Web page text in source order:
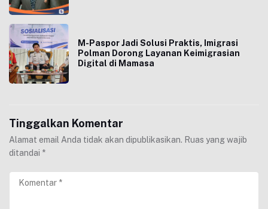
M-Paspor Jadi Solusi Praktis, Imigrasi
Polman Dorong Layanan Keimigrasian
Digital di Mamasa
Tinggalkan Komentar
Alamat email Anda tidak akan dipublikasikan. Ruas yang wajib
ditandai *